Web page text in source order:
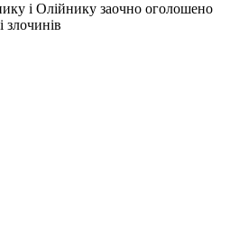
і Олійнику заочно оголошено
злочинів